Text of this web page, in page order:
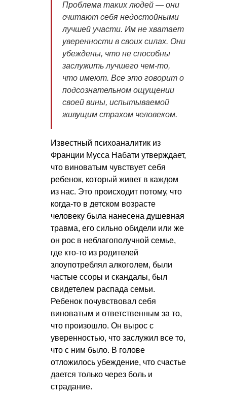
Проблема таких людей — они
считают себя недостойными
лучшей участи. Им не хватает
уверенности в своих силах. Они
убеждены, что не способны
заслужить лучшего чем-то,
что имеют. Все это говорит о
подсознательном ощущении
своей вины, испытываемой
живущим страхом человеком.
Известный психоаналитик из
Франции Мусса Набати утверждает,
что виноватым чувствует себя
ребенок, который живет в каждом
из нас. Это происходит потому, что
когда-то в детском возрасте
человеку была нанесена душевная
травма, его сильно обидели или же
он рос в неблагополучной семье,
где кто-то из родителей
злоупотреблял алкоголем, были
частые ссоры и скандалы, был
свидетелем распада семьи.
Ребенок почувствовал себя
виноватым и ответственным за то,
что произошло. Он вырос с
уверенностью, что заслужил все то,
что с ним было. В голове
отложилось убеждение, что счастье
дается только через боль и
страдание.